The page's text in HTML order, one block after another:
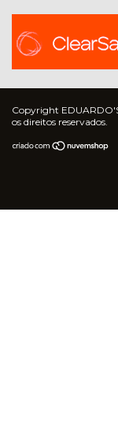
Copyright
os direitos reservados.